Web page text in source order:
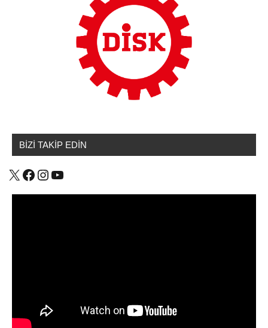
BİZİ TAKİP EDİN
X Facebook
Instagram
YouTube